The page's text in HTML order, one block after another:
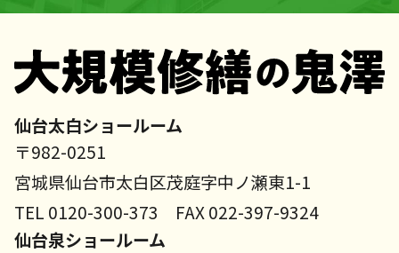
仙台太白ショールーム
〒982-0251
宮城県仙台市太白区茂庭字中ノ瀬東1-1
TEL 0120-300-373 FAX 022-397-9324
仙台泉ショールーム